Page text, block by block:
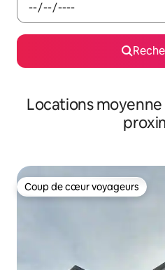
Locations
Coup de cœur voyageurs
Coup de cœur voyageurs